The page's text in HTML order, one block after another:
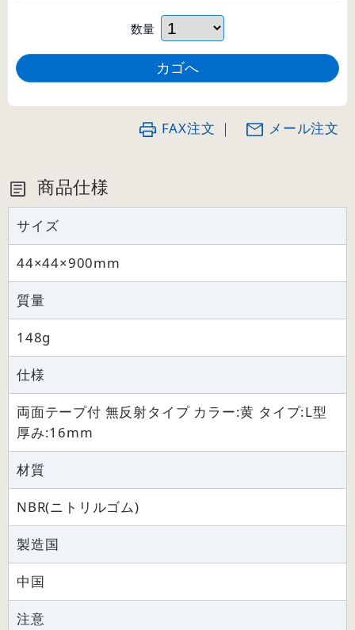
数量
FAX注文 ｜ メール注文
商品仕様
サイズ
44×44×900mm
質量
148g
仕様
両面テープ付 無反射タイプ カラー:黄 タイプ:L型
厚み:16mm
材質
NBR(ニトリルゴム)
製造国
中国
注意